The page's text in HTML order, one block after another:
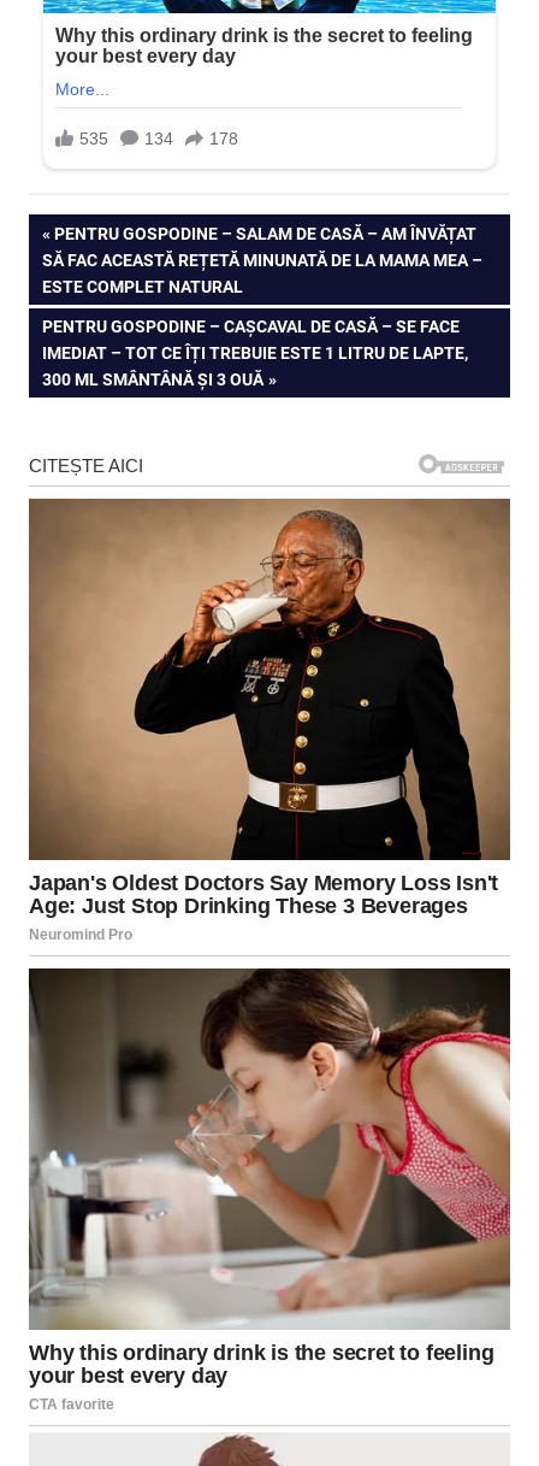
Navigare
în
articole
PREVIOUS
POST:
PENTRU GOSPODINE – SALAM DE CASĂ – AM ÎNVĂȚAT
SĂ FAC ACEASTĂ REȚETĂ MINUNATĂ DE LA MAMA MEA –
ESTE COMPLET NATURAL
NEXT
POST:
PENTRU GOSPODINE – CAȘCAVAL DE CASĂ – SE FACE
IMEDIAT – TOT CE ÎȚI TREBUIE ESTE 1 LITRU DE LAPTE,
300 ML SMÂNTÂNĂ ȘI 3 OUĂ